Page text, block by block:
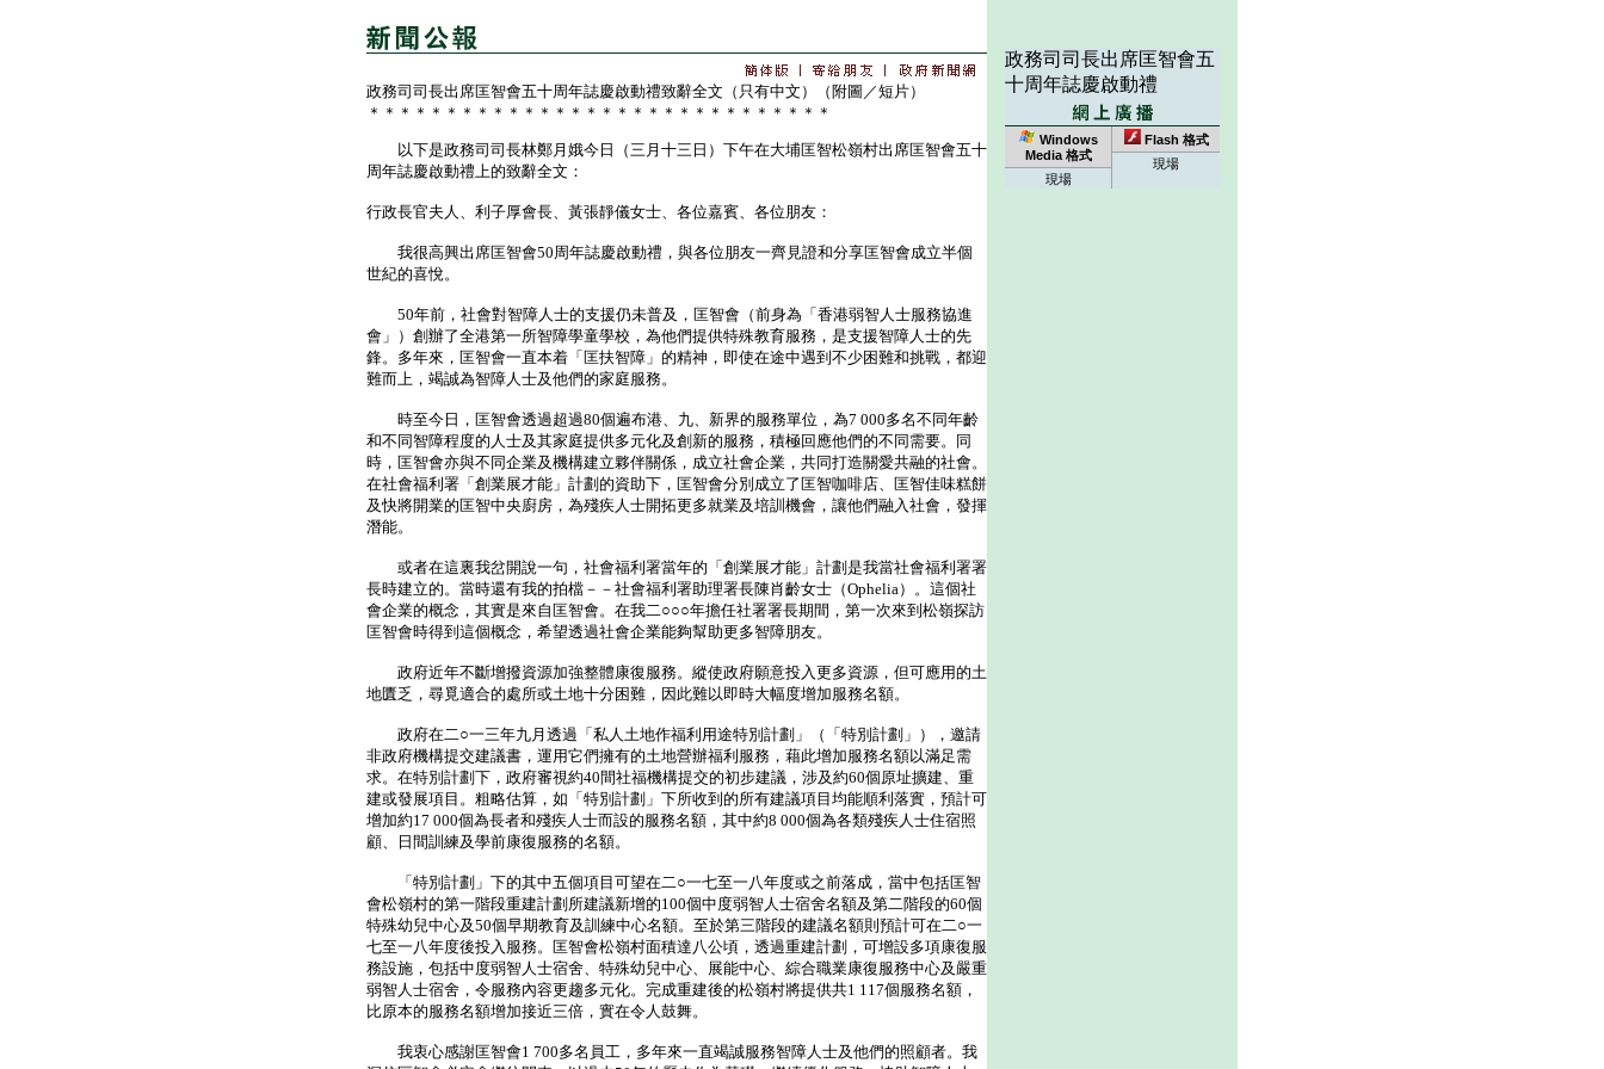
政務司司長出席匡智會五十周年誌慶啟動禮致辭全文（只有中文）（附圖／短片）
＊＊＊＊＊＊＊＊＊＊＊＊＊＊＊＊＊＊＊＊＊＊＊＊＊＊＊＊＊＊
以下是政務司司長林鄭月娥今日（三月十三日）下午在大埔匡智松嶺村出席匡智會五十
周年誌慶啟動禮上的致辭全文：
行政長官夫人、利子厚會長、黃張靜儀女士、各位嘉賓、各位朋友：
我很高興出席匡智會50周年誌慶啟動禮，與各位朋友一齊見證和分享匡智會成立半個
世紀的喜悅。
50年前，社會對智障人士的支援仍未普及，匡智會（前身為「香港弱智人士服務協進
會」）創辦了全港第一所智障學童學校，為他們提供特殊教育服務，是支援智障人士的先
鋒。多年來，匡智會一直本着「匡扶智障」的精神，即使在途中遇到不少困難和挑戰，都迎
難而上，竭誠為智障人士及他們的家庭服務。
時至今日，匡智會透過超過80個遍布港、九、新界的服務單位，為7 000多名不同年齡
和不同智障程度的人士及其家庭提供多元化及創新的服務，積極回應他們的不同需要。同
時，匡智會亦與不同企業及機構建立夥伴關係，成立社會企業，共同打造關愛共融的社會。
在社會福利署「創業展才能」計劃的資助下，匡智會分別成立了匡智咖啡店、匡智佳味糕餅
及快將開業的匡智中央廚房，為殘疾人士開拓更多就業及培訓機會，讓他們融入社會，發揮
潛能。
或者在這裏我岔開說一句，社會福利署當年的「創業展才能」計劃是我當社會福利署署
長時建立的。當時還有我的拍檔－－社會福利署助理署長陳肖齡女士（Ophelia）。這個社
會企業的概念，其實是來自匡智會。在我二○○○年擔任社署署長期間，第一次來到松嶺探訪
匡智會時得到這個概念，希望透過社會企業能夠幫助更多智障朋友。
政府近年不斷增撥資源加強整體康復服務。縱使政府願意投入更多資源，但可應用的土
地匱乏，尋覓適合的處所或土地十分困難，因此難以即時大幅度增加服務名額。
政府在二○一三年九月透過「私人土地作福利用途特別計劃」（「特別計劃」），邀請
非政府機構提交建議書，運用它們擁有的土地營辦福利服務，藉此增加服務名額以滿足需
求。在特別計劃下，政府審視約40間社福機構提交的初步建議，涉及約60個原址擴建、重
建或發展項目。粗略估算，如「特別計劃」下所收到的所有建議項目均能順利落實，預計可
增加約17 000個為長者和殘疾人士而設的服務名額，其中約8 000個為各類殘疾人士住宿照
顧、日間訓練及學前康復服務的名額。
「特別計劃」下的其中五個項目可望在二○一七至一八年度或之前落成，當中包括匡智
會松嶺村的第一階段重建計劃所建議新增的100個中度弱智人士宿舍名額及第二階段的60個
特殊幼兒中心及50個早期教育及訓練中心名額。至於第三階段的建議名額則預計可在二○一
七至一八年度後投入服務。匡智會松嶺村面積達八公頃，透過重建計劃，可增設多項康復服
務設施，包括中度弱智人士宿舍、特殊幼兒中心、展能中心、綜合職業康復服務中心及嚴重
弱智人士宿舍，令服務內容更趨多元化。完成重建後的松嶺村將提供共1 117個服務名額，
比原本的服務名額增加接近三倍，實在令人鼓舞。
我衷心感謝匡智會1 700多名員工，多年來一直竭誠服務智障人士及他們的照顧者。我
政務司司長出席匡智會五
十周年誌慶啟動禮
Windows
Media 格式
現場
Flash 格式
現場